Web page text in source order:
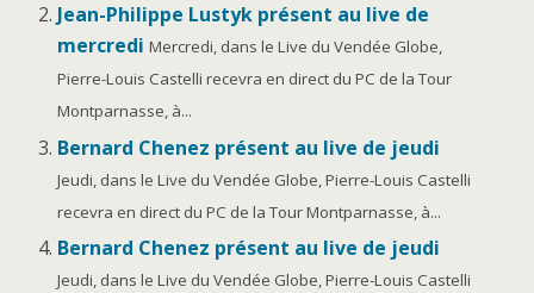
Jean-Philippe Lustyk présent au live de
mercredi Mercredi, dans le Live du Vendée Globe,
Pierre-Louis Castelli recevra en direct du PC de la Tour
Montparnasse, à...
Bernard Chenez présent au live de jeudi
Jeudi, dans le Live du Vendée Globe, Pierre-Louis Castelli
recevra en direct du PC de la Tour Montparnasse, à...
Bernard Chenez présent au live de jeudi
Jeudi, dans le Live du Vendée Globe, Pierre-Louis Castelli